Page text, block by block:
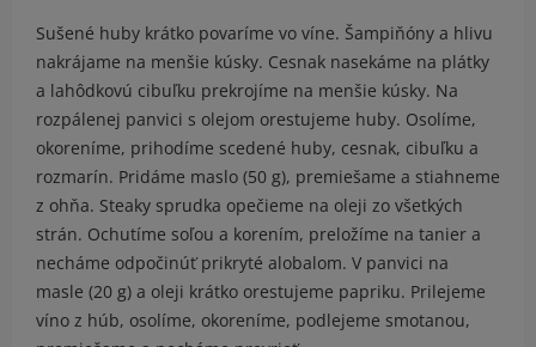
Sušené huby krátko povaríme vo víne. Šampiňóny a hlivu
nakrájame na menšie kúsky. Cesnak nasekáme na plátky
a lahôdkovú cibuľku prekrojíme na menšie kúsky. Na
rozpálenej panvici s olejom orestujeme huby. Osolíme,
okoreníme, prihodíme scedené huby, cesnak, cibuľku a
rozmarín. Pridáme maslo (50 g), premiešame a stiahneme
z ohňa. Steaky sprudka opečieme na oleji zo všetkých
strán. Ochutíme soľou a korením, preložíme na tanier a
necháme odpočinúť prikryté alobalom. V panvici na
masle (20 g) a oleji krátko orestujeme papriku. Prilejeme
víno z húb, osolíme, okoreníme, podlejeme smotanou,